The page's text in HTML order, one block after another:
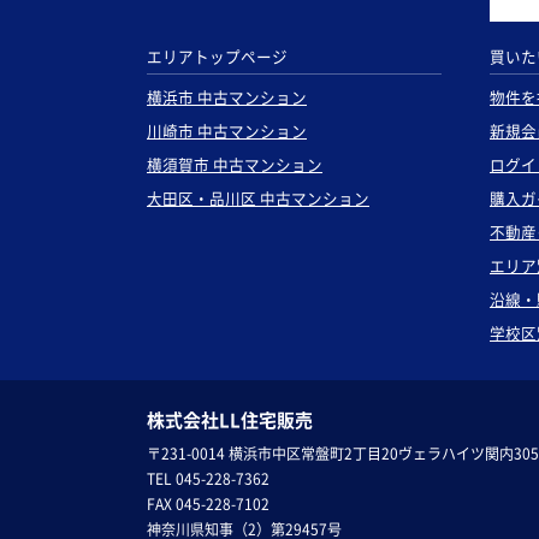
エリアトップページ
横浜市 中古マンション
川崎市 中古マンション
横須賀市 中古マンション
大田区・品川区 中古マンション
買い
物件
新規
ログ
購入
不動
エリ
沿線
学校
株式会社LL住宅販売
〒231-0014 横浜市中区常盤町2丁目20ヴェラハイツ関内305
TEL 045-228-7362
FAX 045-228-7102
神奈川県知事（2）第29457号